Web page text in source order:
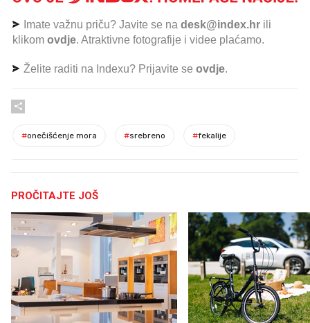
Imate važnu priču? Javite se na desk@index.hr ili
klikom ovdje. Atraktivne fotografije i videe plaćamo.
Želite raditi na Indexu? Prijavite se ovdje.
#onečišćenje mora #srebreno #fekalije
PROČITAJTE JOŠ